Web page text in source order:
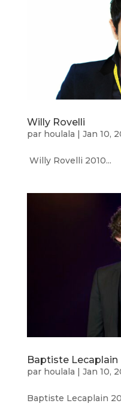
Willy Rovelli
par houlala Jan 10,
Willy Rovelli 2010...
Baptiste Lecaplain
par houlala Jan 10,
Baptiste Lecaplain